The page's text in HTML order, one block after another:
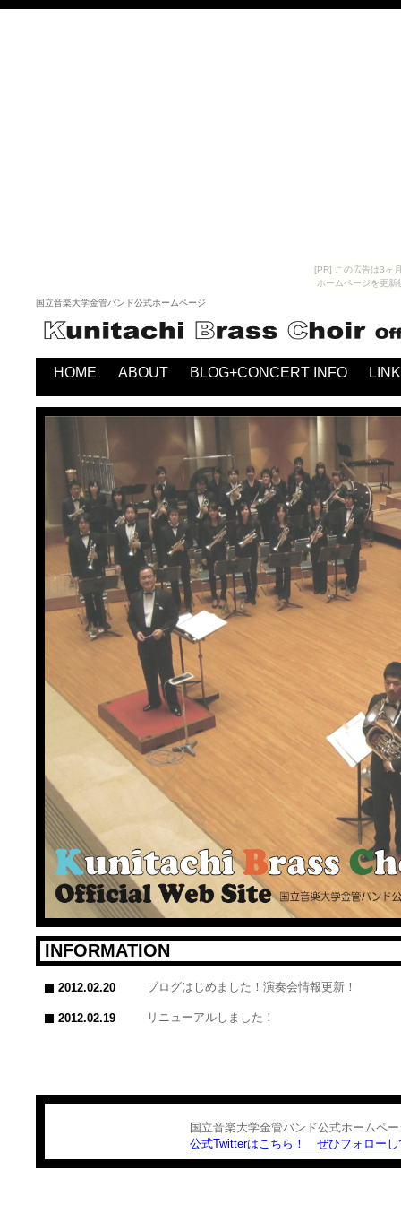
[PR] この広告は3ヶ
ホームページを更
国立音楽大学金管バンド公式ホームページ
HOME ABOUT BLOG+CONCERT INFO LINK
INFORMATION
2012.02.20 ブログはじめました！演奏会情報更新！
2012.02.19 リニューアルしました！
国立音楽大学金管バンド公式ホームペ
公式Twitterはこちら！ ぜひフォローし